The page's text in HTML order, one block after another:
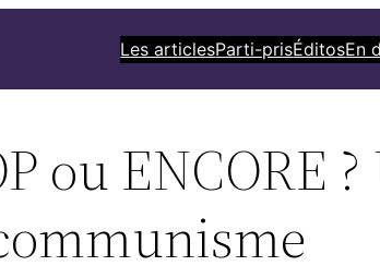
Les articlesParti-prisÉditosEn
ou ENCORE